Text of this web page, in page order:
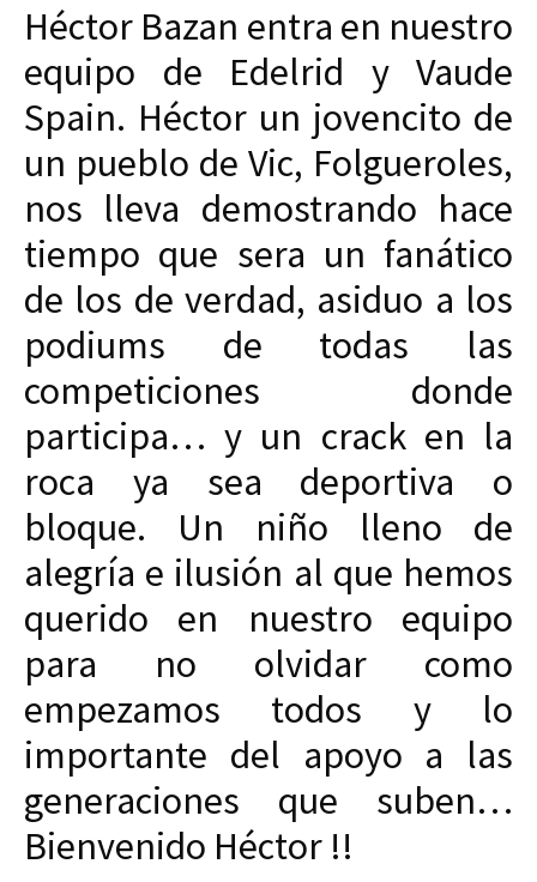
Héctor Bazan entra en nuestro
equipo de Edelrid y Vaude
Spain. Héctor un jovencito de
un pueblo de Vic, Folgueroles,
nos lleva demostrando hace
tiempo que sera un fanático
de los de verdad, asiduo a los
podiums de todas las
competiciones donde
participa… y un crack en la
roca ya sea deportiva o
bloque. Un niño lleno de
alegría e ilusión al que hemos
querido en nuestro equipo
para no olvidar como
empezamos todos y lo
importante del apoyo a las
generaciones que suben…
Bienvenido Héctor !!